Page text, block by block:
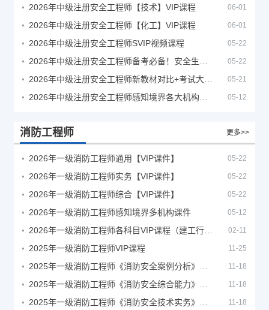
2026年中级注册安全工程师【技术】VIP课程 06-01
2026年中级注册安全工程师【化工】VIP课程 06-01
2026年中级注册安全工程师SVIP视频课程 05-22
05-22
05-21
05-12
消防工程师 更多>>
2026年一级消防工程师通用【VIP课件】 05-22
2026年一级消防工程师实务【VIP课件】 05-22
2026年一级消防工程师综合【VIP课件】 05-22
2026年一级消防工程师感知境界多机构课件 05-12
02-11
2025年一级消防工程师VIP课程 11-25
11-18
11-18
11-18